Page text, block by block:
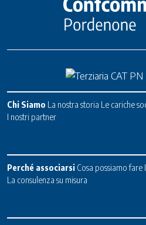
Chi Siamo La nostra storia Le cariche
I nostri partner
Perché associarsi Cosa possiamo fare
La consulenza su misura